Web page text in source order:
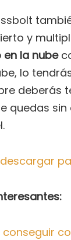
y
en la nube
lo
deberás
quedas
descargar
conseguir